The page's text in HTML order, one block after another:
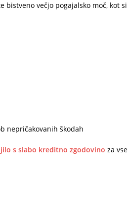
večjo pogajalsko moč, kot si
nepričakovanih škodah
s slabo kreditno zgodovino za vse